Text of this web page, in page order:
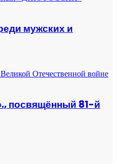
мужских и
посвящённый 81-й